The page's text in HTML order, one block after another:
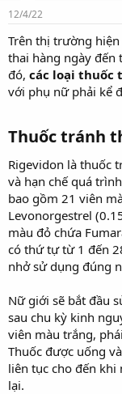
s
t
a
t
e
r
12/4/22
Trên thị trường
thai hàng ngày đến
đó, các loại thuốc
với phụ nữ phải kể
Thuốc tránh
Rigevidon là thuốc
và hạn chế quá
bao gồm 21 viên
Levonorgestrel
màu đỏ chứa
có thứ tự từ 1 đến
nhở sử dụng đúng
Nữ giới sẽ bắt đầu
sau chu kỳ kinh
viên màu trắng,
Thuốc được uống
liên tục cho đến
lại.